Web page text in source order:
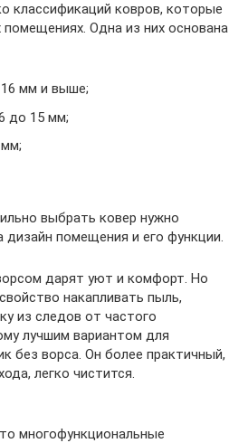
классификаций ковров, которые
Одна из них основана
мм и выше;
до 15 мм;
выбрать ковер нужно
дизайн помещения и его функции.
дарят уют и комфорт. Но
накапливать пыль,
из следов от частого
лучшим вариантом для
без ворса. Он более практичный,
легко чистится.
многофункциональные